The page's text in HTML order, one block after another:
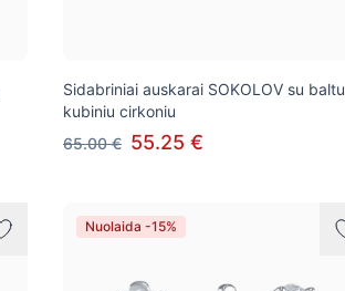
Sidabriniai auskarai SOKOLOV su baltu
kubiniu cirkoniu
65.00 € 55.25 €
Nuolaida -15%